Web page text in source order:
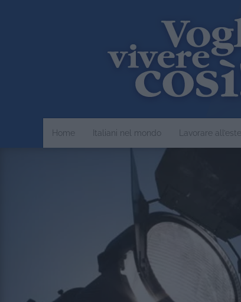
Home Italiani nel mondo Lavorare